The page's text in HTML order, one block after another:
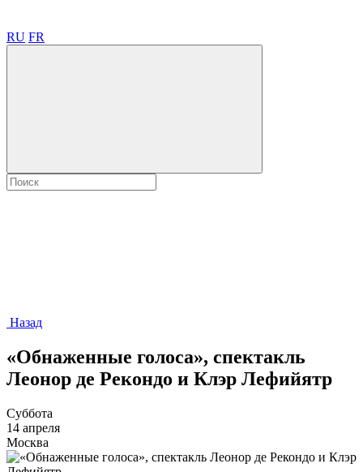
RU FR
Назад
«Обнаженные голоса», спектакль
Леонор де Рекондо и Клэр Лефийятр
Суббота
14 апреля
Москва